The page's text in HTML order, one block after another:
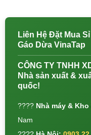
Liên Hệ Đặt Mua
Gáo Dừa VinaTap
CÔNG TY TNHH
Nhà sản xuất &
quốc!
???? Nhà máy &
Nam